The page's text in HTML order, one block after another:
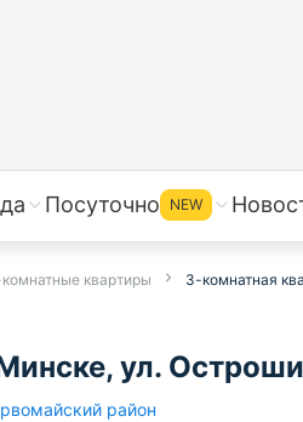
Посуточно NEW
квартиры 3-комнатная
ул.
район